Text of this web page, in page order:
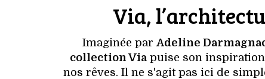
Via,
Imaginée par Adeline
collection Via puise son
nos rêves. Il ne s'agit pas ici de